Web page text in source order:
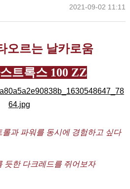
작
2021-09-02 11:11
오르는 날카로움
트록스 100 ZZ
과 파워를 동시에 경험하고 싶다
듯한 다크레드를 쥐어보자